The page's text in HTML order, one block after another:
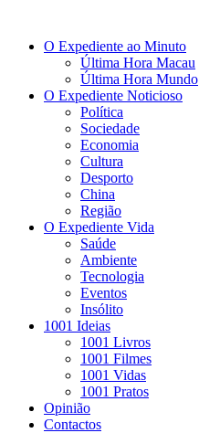
O Expediente ao Minuto
Última Hora Macau
Última Hora Mundo
O Expediente Noticioso
Política
Sociedade
Economia
Cultura
Desporto
China
Região
O Expediente Vida
Saúde
Ambiente
Tecnologia
Eventos
Insólito
1001 Ideias
1001 Livros
1001 Filmes
1001 Vidas
1001 Pratos
Opinião
Contactos